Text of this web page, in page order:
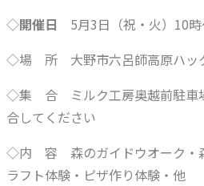
◇開催日 5月3日（祝・火）10
◇場 所 大野市六呂師高原ハッ
◇集 合 ミルク工房奥越前駐車
合してください
◇内 容 森のガイドウオーク・
ラフト体験・ピザ作り体験・他